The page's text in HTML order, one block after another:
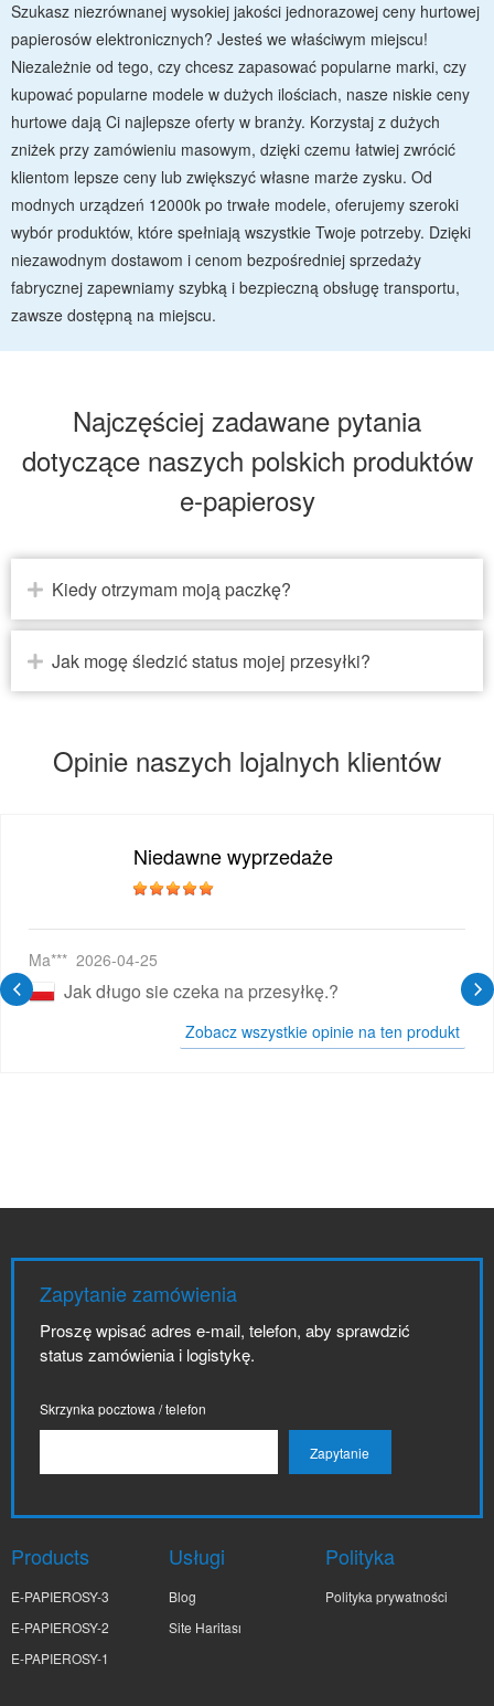
Szukasz niezrównanej wysokiej jakości jednorazowej ceny hurtowej
papierosów elektronicznych? Jesteś we właściwym miejscu!
Niezależnie od tego, czy chcesz zapasować popularne marki, czy
kupować popularne modele w dużych ilościach, nasze niskie ceny
hurtowe dają Ci najlepsze oferty w branży. Korzystaj z dużych
zniżek przy zamówieniu masowym, dzięki czemu łatwiej zwrócić
klientom lepsze ceny lub zwiększyć własne marże zysku. Od
modnych urządzeń 12000k po trwałe modele, oferujemy szeroki
wybór produktów, które spełniają wszystkie Twoje potrzeby. Dzięki
niezawodnym dostawom i cenom bezpośredniej sprzedaży
fabrycznej zapewniamy szybką i bezpieczną obsługę transportu,
zawsze dostępną na miejscu.
Najczęściej zadawane pytania
dotyczące naszych polskich produktów
e-papierosy
Kiedy otrzymam moją paczkę?
Jak mogę śledzić status mojej przesyłki?
Opinie naszych lojalnych klientów
E-papieros
Niedawne wyprzedaże
Ma*** 2026-04-25
Jak długo sie czeka na przesyłkę.?
Zobacz wszystkie opinie na ten produkt
Zapytanie zamówienia
Proszę wpisać adres e-mail, telefon, aby sprawdzić
status zamówienia i logistykę.
Skrzynka pocztowa / telefon
Products
E-PAPIEROSY-3
E-PAPIEROSY-2
E-PAPIEROSY-1
Usługi
Blog
Site Haritası
Polityka
Polityka prywatności